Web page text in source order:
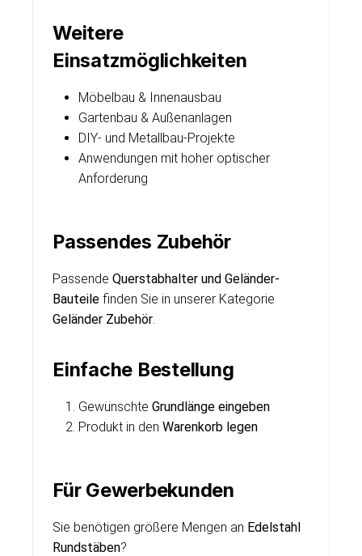
Weitere
Einsatzmöglichkeiten
Möbelbau & Innenausbau
Gartenbau & Außenanlagen
DIY- und Metallbau-Projekte
Anwendungen mit hoher optischer
Anforderung
Passendes Zubehör
Passende Querstabhalter und Geländer-
Bauteile finden Sie in unserer Kategorie
Geländer Zubehör.
Einfache Bestellung
Gewünschte Grundlänge eingeben
Produkt in den Warenkorb legen
Für Gewerbekunden
Sie benötigen größere Mengen an Edelstahl
Rundstäben?